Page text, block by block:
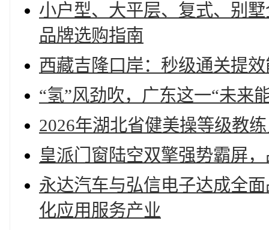
小户型、大平层、复式、别
品牌选购指南
西藏吉隆口岸：秒级通关提
“氢”风劲吹，广东这一“未来
2026年湖北省健美操等级教
皇派门窗陆空双擎强势霸屏
永达汽车与弘信电子达成全
化应用服务产业